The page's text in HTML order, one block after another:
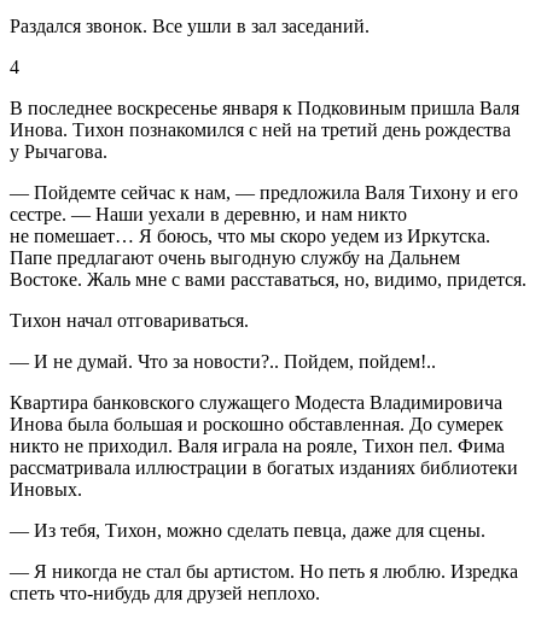
Раздался звонок. Все ушли в зал заседаний.
4
В последнее воскресенье января к Подковиным пришла Валя
Инова. Тихон познакомился с ней на третий день рождества
у Рычагова.
— Пойдемте сейчас к нам, — предложила Валя Тихону и его
сестре. — Наши уехали в деревню, и нам никто
не помешает… Я боюсь, что мы скоро уедем из Иркутска.
Папе предлагают очень выгодную службу на Дальнем
Востоке. Жаль мне с вами расставаться, но, видимо, придется.
Тихон начал отговариваться.
— И не думай. Что за новости?.. Пойдем, пойдем!..
Квартира банковского служащего Модеста Владимировича
Инова была большая и роскошно обставленная. До сумерек
никто не приходил. Валя играла на рояле, Тихон пел. Фима
рассматривала иллюстрации в богатых изданиях библиотеки
Иновых.
— Из тебя, Тихон, можно сделать певца, даже для сцены.
— Я никогда не стал бы артистом. Но петь я люблю. Изредка
спеть что-нибудь для друзей неплохо.